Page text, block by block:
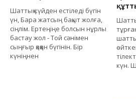
Шаттық күйден естіледі бүгін
үн, Бара жатсың бақыт жолға,
сіңлім. Ертеңіңе болсын нұрлы
бастау жол - Той сәнімен
сыңғыр қаққан бүгінін. Бір
күніңнен
күн.